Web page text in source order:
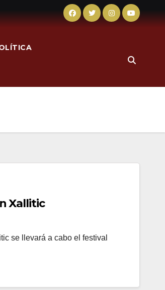
Xallitic
se llevará a cabo el festival